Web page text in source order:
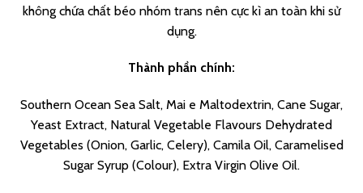
không chứa chất béo nhóm trans nên cực kì an toàn khi sử
dụng.
Thành phần chính:
Southern Ocean Sea Salt, Mai e Maltodextrin, Cane Sugar,
Yeast Extract, Natural Vegetable Flavours Dehydrated
Vegetables (Onion, Garlic, Celery), Camila Oil, Caramelised
Sugar Syrup (Colour), Extra Virgin Olive Oil.